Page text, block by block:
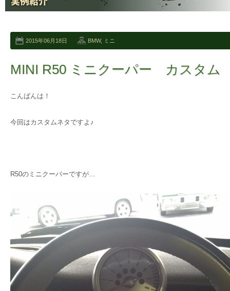
2015年06月18日 BMW, ミニ
MINI R50 ミニクーパー カスタム
こんばんは！
今回はカスタムネタですよ♪
R50のミニクーパーですが…